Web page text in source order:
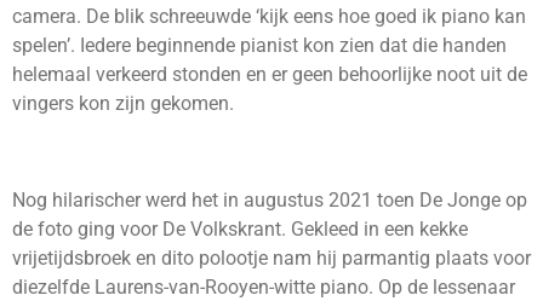
camera. De blik schreeuwde ‘kijk eens hoe goed ik piano kan
spelen’. Iedere beginnende pianist kon zien dat die handen
helemaal verkeerd stonden en er geen behoorlijke noot uit de
vingers kon zijn gekomen.
Nog hilarischer werd het in augustus 2021 toen De Jonge op
de foto ging voor De Volkskrant. Gekleed in een kekke
vrijetijdsbroek en dito polootje nam hij parmantig plaats voor
diezelfde Laurens-van-Rooyen-witte piano. Op de lessenaar